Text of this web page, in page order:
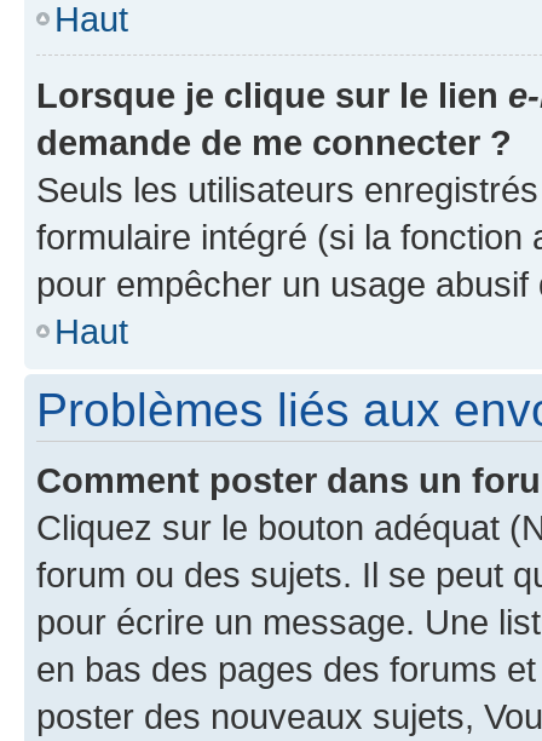
Haut
Lorsque je clique sur le lien
demande de me connecter ?
Seuls les utilisateurs
formulaire intégré (si la fonction
pour empêcher un usage
Haut
Problèmes liés aux
Comment poster dans un
Cliquez sur le bouton adéquat
forum ou des sujets. Il se peut
pour écrire un message. Une
en bas des pages des forums
poster des nouveaux sujets,